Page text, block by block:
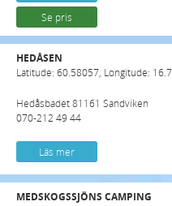
Se pris
HEDÅSEN
Latitude: 60.58057, Longitude:
Hedåsbadet 81161 Sandviken
070-212 49 44
Läs mer
MEDSKOGSSJÖNS CAMPING